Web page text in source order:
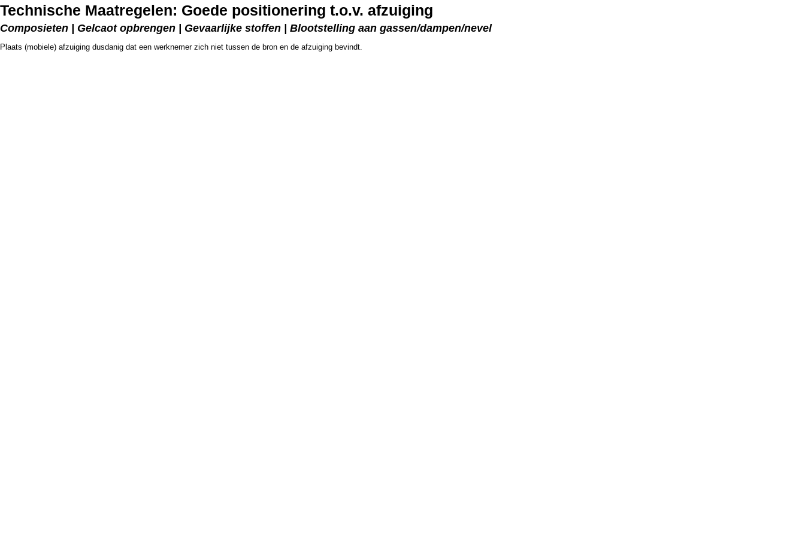
Technische Maatregelen: Goede positionering t.o.v. afzuiging
Composieten | Gelcaot opbrengen | Gevaarlijke stoffen | Blootstelling aan gassen/dampen/nevel
Plaats (mobiele) afzuiging dusdanig dat een werknemer zich niet tussen de bron en de afzuiging bevindt.